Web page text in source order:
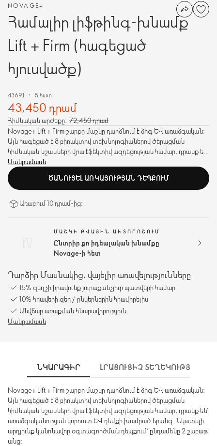
NOVAGE+
Համալիր լիֆթինգ-խնամք
Lift + Firm (հագեցած
հյուսվածք)
43691 5 հատ
43,450 դրամ
Հիմնական արժեքը: 72,450 դրամ
Novage+ Lift + Firm շարքը մաշկը դարձնում է ձիգ և առաձգական:
Այն հագեցած է 8 բիոակտիվ տեխնոլոգիաներով ծերացման
հիմնական նշանների վրա էֆեկտիվ ազդեցության համար, դրանք են՝
առաձգականության կորուստ և դեմքի խամրած երանգ: Նկատելի
արդյունք կանոնավոր օգտագործման դեպքում՝ ընդամենը 2 շաբաթ
անց:
Մանրամասն
ԾԱՆՈՒՑԵԼ ԱՌԿԱՅՈՒԹՅԱՆ ԴԵՊՔՈՒՄ
Առաքում 10 դրամ-ից։
ՄԱՇԿԻ ԹՎԱՅԻՆ ԱԽՏՈՐՈՇՈՒՄ
Ընտրիր քո իդեալական խնամքը
Novage-ի հետ
Դարձիր Մասնակից, վայելիր առավելությունները
15% զեղչի իրավունք յուրաքանչյուր պատվերի համար
10% հրավերի զեղչ՝ ընկերներին հրավիրելիս
Անվճար առաքման հնարավորություն
Մանրամասն
ՆԿԱՐԱԳԻՐ ԼՐԱՑՈՒՑԻՉ
Novage+ Lift + Firm շարքը մաշկը դարձնում է ձիգ և առաձգական:
Այն հագեցած է 8 բիոակտիվ տեխնոլոգիաներով ծերացման
հիմնական նշանների վրա էֆեկտիվ ազդեցության համար, դրանք են՝
առաձգականության կորուստ և դեմքի խամրած երանգ: Նկատելի
արդյունք կանոնավոր օգտագործման դեպքում՝ ընդամենը 2 շաբաթ
անց: